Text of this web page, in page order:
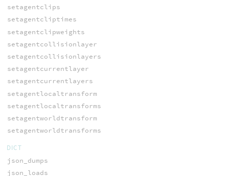
setagentclips
setagentcliptimes
setagentclipweights
setagentcollisionlayer
setagentcollisionlayers
setagentcurrentlayer
setagentcurrentlayers
setagentlocaltransform
setagentlocaltransforms
setagentworldtransform
setagentworldtransforms
DICT
json_dumps
json_loads